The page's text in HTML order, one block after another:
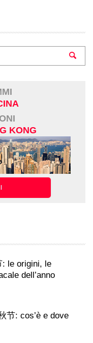
KONG
: le origini, le
dell’anno
节: cos’è e dove